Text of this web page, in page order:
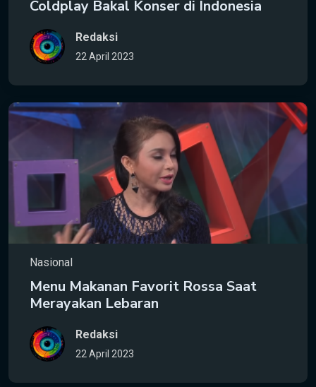
Coldplay Bakal Konser di Indonesia
Redaksi
22 April 2023
Nasional
Menu Makanan Favorit Rossa Saat
Merayakan Lebaran
Redaksi
22 April 2023